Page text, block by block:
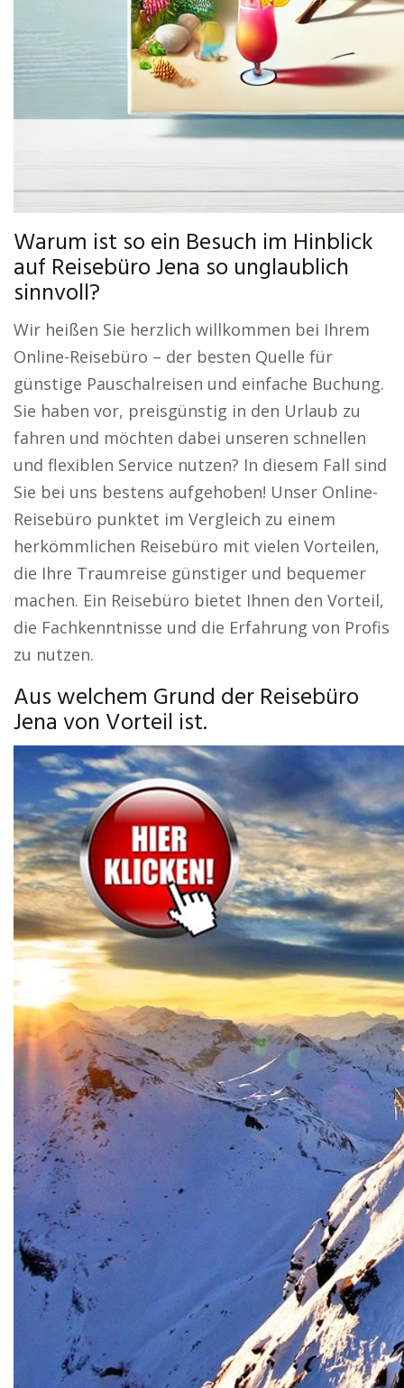
Warum ist so ein Besuch im Hinblick
auf Reisebüro Jena so unglaublich
sinnvoll?
Wir heißen Sie herzlich willkommen bei Ihrem
Online-Reisebüro – der besten Quelle für
günstige Pauschalreisen und einfache Buchung.
Sie haben vor, preisgünstig in den Urlaub zu
fahren und möchten dabei unseren schnellen
und flexiblen Service nutzen? In diesem Fall sind
Sie bei uns bestens aufgehoben! Unser Online-
Reisebüro punktet im Vergleich zu einem
herkömmlichen Reisebüro mit vielen Vorteilen,
die Ihre Traumreise günstiger und bequemer
machen. Ein Reisebüro bietet Ihnen den Vorteil,
die Fachkenntnisse und die Erfahrung von Profis
zu nutzen.
Aus welchem Grund der Reisebüro
Jena von Vorteil ist.